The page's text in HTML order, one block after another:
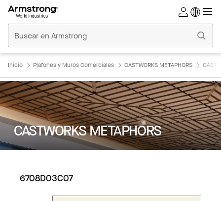
Comerciales
Inicio
Inicio Plafones y Muros Comerciales CASTWORKS METAPHORS
CASTWORKS METAPHORS
6708D03C07